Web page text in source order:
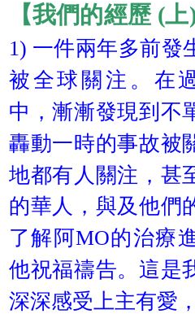
【我們的經歷 (上)
1) 一件兩年多前發
被全球關注。在
中，漸漸發現到不
轟動一時的事故被
地都有人關注，甚
的華人，與及他們
了解阿MO的治療
他祝福禱告。這是
深深感受上主有愛